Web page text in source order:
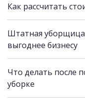
Как рассчитать
Штатная уборщица
выгоднее бизнесу
Что делать после
уборке